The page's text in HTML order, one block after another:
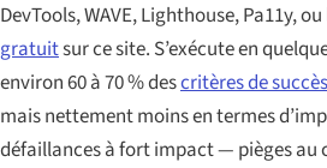
DevTools, WAVE, Lighthouse, Pa11y, ou
gratuitsur ce site. S’exécute en
environ 60 à 70 % descritères de
mais nettement moins en termes
défaillances à fort impact — pièges au